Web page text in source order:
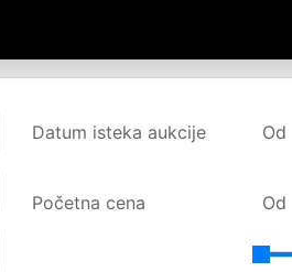
Datum isteka aukcije Od
Početna cena Od